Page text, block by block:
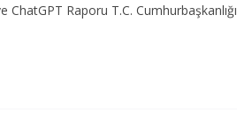
Raporu T.C. Cumhurbaşkanlığı